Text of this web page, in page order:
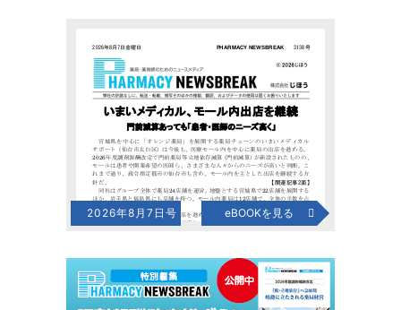
2026年8月7日号 eBOOKを見る